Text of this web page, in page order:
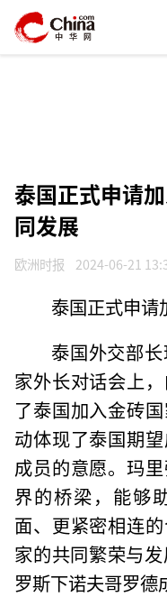
泰国正式申请
同发展
欧洲时报 2024-06-21
泰国正式申请
泰国外交部
家外长对话会上
了泰国加入金砖
动体现了泰国期
成员的意愿。玛
界的桥梁，能够
面、更紧密相连
家的共同繁荣与
罗斯下诺夫哥罗德